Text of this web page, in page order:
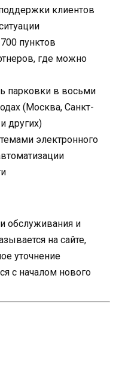
клиентов
пунктов
где можно
парковки в восьми
(Москва, Санкт-
других)
электронного
обслуживания и
на сайте,
уточнение
с началом нового